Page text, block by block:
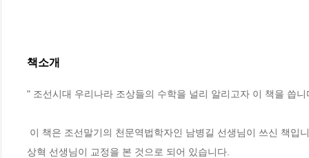
책소개
" 조선시대 우리나라 조상들의 수학을 널리 알리고자 이 책을 씁니
상혁 선생님이 교정을 본 것으로 되어 있습니다.